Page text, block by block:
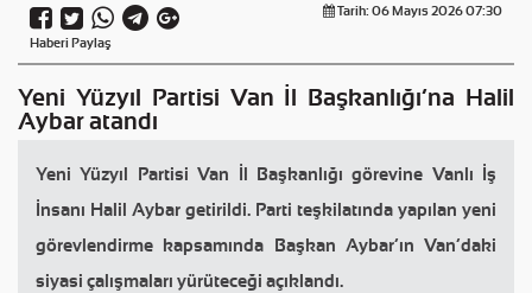
Haberi Paylaş
Tarih: 06 Mayıs 2026 07:30
Yeni Yüzyıl Partisi Van İl Başkanlığı’na Halil
Aybar atandı
Yeni Yüzyıl Partisi Van İl Başkanlığı görevine Vanlı İş
İnsanı Halil Aybar getirildi. Parti teşkilatında yapılan yeni
görevlendirme kapsamında Başkan Aybar’ın Van’daki
siyasi çalışmaları yürüteceği açıklandı.